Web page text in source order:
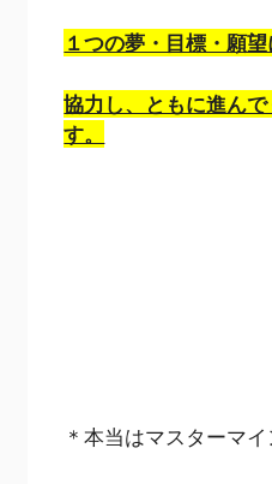
１つの夢・目標・願望
協力し、ともに進ん
す。
＊本当はマスターマ